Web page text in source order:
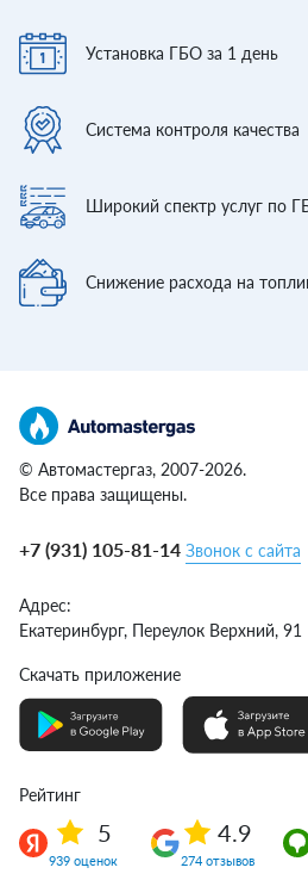
Установка ГБО за 1 день
Система контроля качества
Широкий спектр услуг по
Снижение расхода на
© Автомастергаз, 2007-2026.
Все права защищены.
+7 (931) 105-81-14 Звонок с сайта
Адрес:
Екатеринбург, Переулок Верхний, 91
Скачать приложение
Рейтинг
5
939 оценок
4.9
274 отзывов